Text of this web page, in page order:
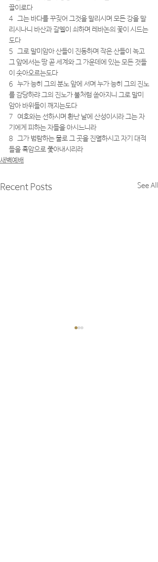
끌이로다
4   그는 바다를 꾸짖어 그것을 말리시며 모든 강을 말
리시나니 바산과 갈멜이 쇠하며 레바논의 꽃이 시드는
도다
5   그로 말미암아 산들이 진동하며 작은 산들이 녹고
그 앞에서는 땅 곧 세계와 그 가운데에 있는 모든 것들
이 솟아오르는도다
6   누가 능히 그의 분노 앞에 서며 누가 능히 그의 진노
를 감당하랴 그의 진노가 불처럼 쏟아지니 그로 말미
암아 바위들이 깨지는도다
7   여호와는 선하시며 환난 날에 산성이시라 그는 자
기에게 피하는 자들을 아시느니라
8   그가 범람하는 물로 그 곳을 진멸하시고 자기 대적
들을 흑암으로 쫓아내시리라
새벽예배
Recent Posts See All